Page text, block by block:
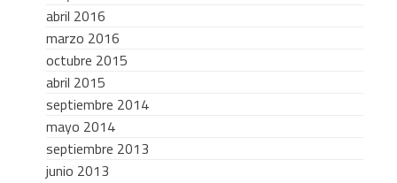
abril 2016
marzo 2016
octubre 2015
abril 2015
septiembre 2014
mayo 2014
septiembre 2013
junio 2013